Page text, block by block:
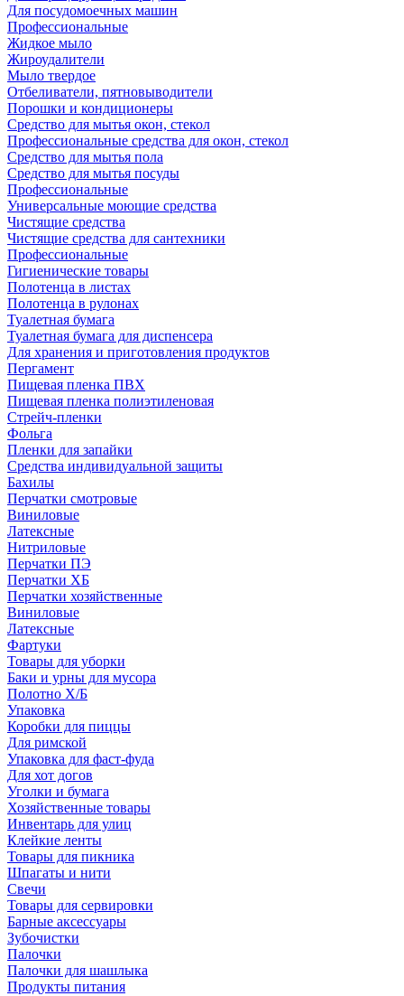
Для посудомоечных машин
Профессиональные
Жидкое мыло
Жироудалители
Мыло твердое
Отбеливатели, пятновыводители
Порошки и кондиционеры
Средство для мытья окон, стекол
Профессиональные средства для окон, стекол
Средство для мытья пола
Средство для мытья посуды
Профессиональные
Универсальные моющие средства
Чистящие средства
Чистящие средства для сантехники
Профессиональные
Гигиенические товары
Полотенца в листах
Полотенца в рулонах
Туалетная бумага
Туалетная бумага для диспенсера
Для хранения и приготовления продуктов
Пергамент
Пищевая пленка ПВХ
Пищевая пленка полиэтиленовая
Стрейч-пленки
Фольга
Пленки для запайки
Средства индивидуальной защиты
Бахилы
Перчатки смотровые
Виниловые
Латексные
Нитриловые
Перчатки ПЭ
Перчатки ХБ
Перчатки хозяйственные
Виниловые
Латексные
Фартуки
Товары для уборки
Баки и урны для мусора
Полотно Х/Б
Упаковка
Коробки для пиццы
Для римской
Упаковка для фаст-фуда
Для хот догов
Уголки и бумага
Хозяйственные товары
Инвентарь для улиц
Клейкие ленты
Товары для пикника
Шпагаты и нити
Свечи
Товары для сервировки
Барные аксессуары
Зубочистки
Палочки
Палочки для шашлыка
Продукты питания